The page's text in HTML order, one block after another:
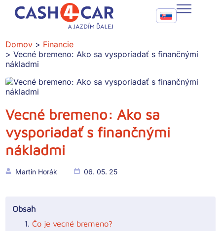
Vecné bremeno: Ako sa vysporiadať s finančnými nákladmi
FAQ
BLOG
SLUŽBY
KONTAKT
Call To Action
Domov
Financie
Vecné bremeno: Ako sa vysporiadať s finančnými
nákladmi
Vecné bremeno: Ako sa
vysporiadať s finančnými
nákladmi
Martin Horák 06. 05. 25
Obsah
Čo je vecné bremeno?